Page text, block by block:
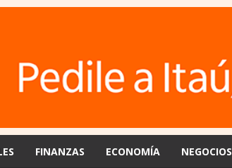
FINANZAS ECONOMÍA NEGOCIOS